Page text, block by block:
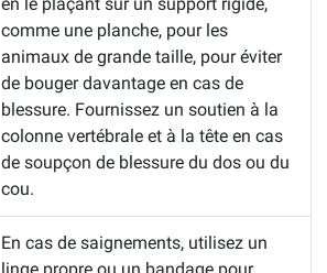
comme une planche, pour les
animaux de grande taille, pour éviter
de bouger davantage en cas de
blessure. Fournissez un soutien à la
colonne vertébrale et à la tête en cas
de soupçon de blessure du dos ou du
cou.
En cas de saignements, utilisez un